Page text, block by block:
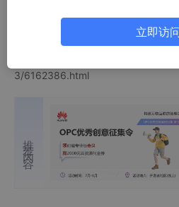
共享目录就可以通过“网上邻居－整
s Network－工作组”来互相访问了。
3/6162386.html
推荐内容
立即访